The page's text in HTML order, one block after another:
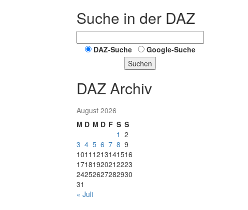
Suche in der DAZ
DAZ-Suche
Google-Suche
Suchen
DAZ Archiv
August 2026
M D M D F S S
1 2
3 4 5 6 7 8 9
1011 1213141516
17181920212223
24252627282930
31
« Juli